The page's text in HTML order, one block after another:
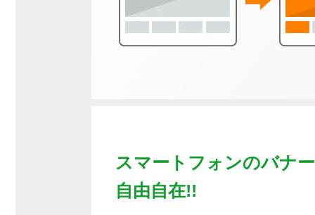
スマートフォンのバナ
自由自在!!